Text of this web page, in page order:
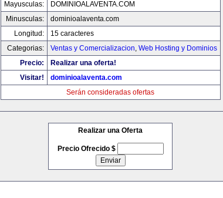
Mayusculas:
DOMINIOALAVENTA.COM
Minusculas:
dominioalaventa.com
Longitud:
15 caracteres
Categorias:
Ventas y Comercializacion, Web Hosting y Dominios
Precio:
Realizar una oferta!
Visitar!
dominioalaventa.com
Serán consideradas ofertas
Realizar una Oferta
Precio Ofrecido $